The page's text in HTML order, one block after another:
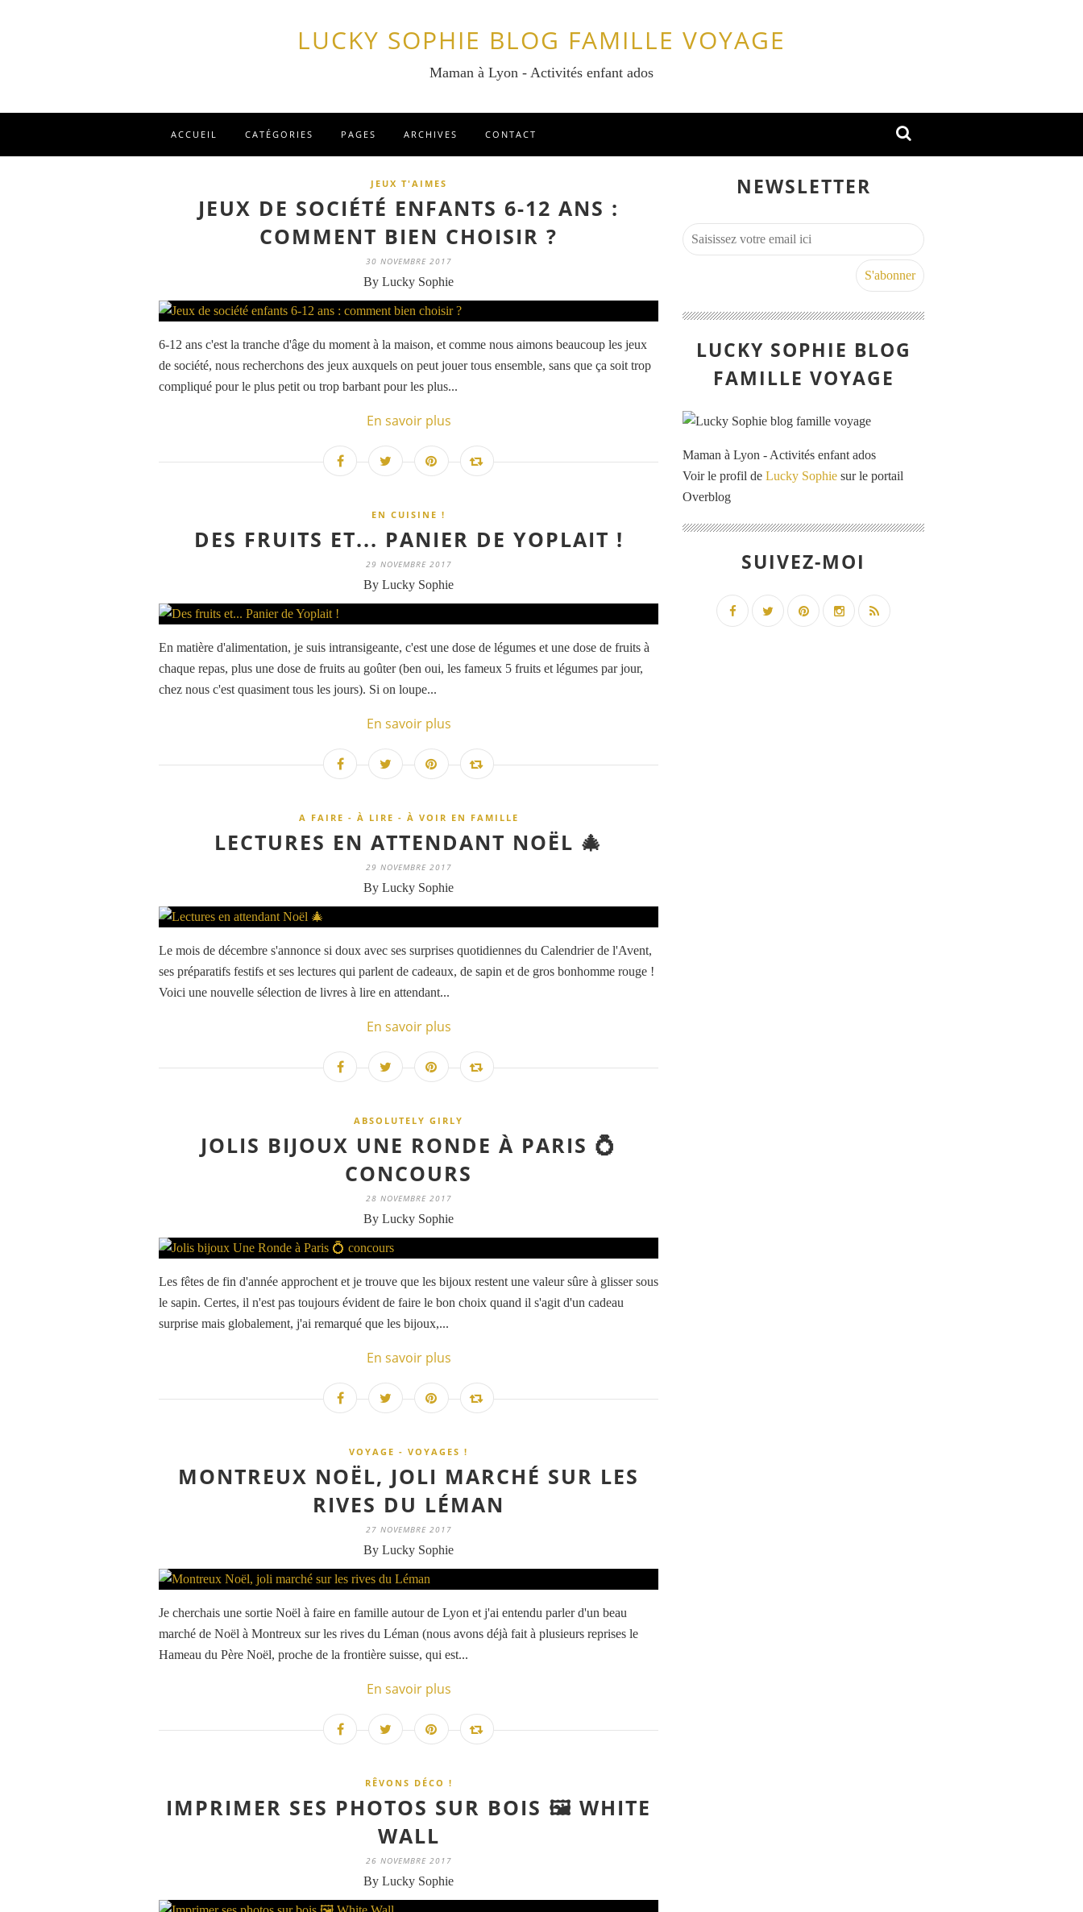
LUCKY SOPHIE BLOG FAMILLE VOYAGE
Maman à Lyon - Activités enfant ados
ACCUEIL CATÉGORIES PAGES ARCHIVES CONTACT
JEUX T'AIMES
JEUX DE SOCIÉTÉ ENFANTS 6-12 ANS :
COMMENT BIEN CHOISIR ?
30 NOVEMBRE 2017
By Lucky Sophie
6-12 ans c'est la tranche d'âge du moment à la maison, et comme nous aimons beaucoup les jeux
de société, nous recherchons des jeux auxquels on peut jouer tous ensemble, sans que ça soit trop
compliqué pour le plus petit ou trop barbant pour les plus...
En savoir plus
EN CUISINE !
DES FRUITS ET... PANIER DE YOPLAIT !
29 NOVEMBRE 2017
By Lucky Sophie
En matière d'alimentation, je suis intransigeante, c'est une dose de légumes et une dose de fruits à
chaque repas, plus une dose de fruits au goûter (ben oui, les fameux 5 fruits et légumes par jour,
chez nous c'est quasiment tous les jours). Si on loupe...
En savoir plus
A FAIRE - À LIRE - À VOIR EN FAMILLE
LECTURES EN ATTENDANT NOËL 🎄
29 NOVEMBRE 2017
By Lucky Sophie
Le mois de décembre s'annonce si doux avec ses surprises quotidiennes du Calendrier de l'Avent,
ses préparatifs festifs et ses lectures qui parlent de cadeaux, de sapin et de gros bonhomme rouge !
Voici une nouvelle sélection de livres à lire en attendant...
En savoir plus
ABSOLUTELY GIRLY
JOLIS BIJOUX UNE RONDE À PARIS 💍
CONCOURS
28 NOVEMBRE 2017
By Lucky Sophie
Les fêtes de fin d'année approchent et je trouve que les bijoux restent une valeur sûre à glisser sous
le sapin. Certes, il n'est pas toujours évident de faire le bon choix quand il s'agit d'un cadeau
surprise mais globalement, j'ai remarqué que les bijoux,...
En savoir plus
VOYAGE - VOYAGES !
MONTREUX NOËL, JOLI MARCHÉ SUR LES
RIVES DU LÉMAN
27 NOVEMBRE 2017
By Lucky Sophie
Je cherchais une sortie Noël à faire en famille autour de Lyon et j'ai entendu parler d'un beau
marché de Noël à Montreux sur les rives du Léman (nous avons déjà fait à plusieurs reprises le
Hameau du Père Noël, proche de la frontière suisse, qui est...
En savoir plus
RÊVONS DÉCO !
IMPRIMER SES PHOTOS SUR BOIS 🖼 WHITE
WALL
26 NOVEMBRE 2017
By Lucky Sophie
NEWSLETTER
LUCKY SOPHIE BLOG
FAMILLE VOYAGE
Maman à Lyon - Activités enfant ados
Voir le profil de Lucky Sophie sur le portail
Overblog
SUIVEZ-MOI